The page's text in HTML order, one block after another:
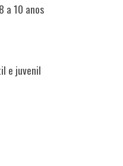
a 10 anos
e juvenil